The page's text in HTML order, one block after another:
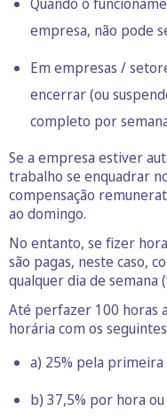
empresa, não pode
Em empresas /
encerrar (ou
completo por
Se a empresa estiver
trabalho se enquadrar
compensação
ao domingo.
No entanto, se fizer
são pagas, neste caso,
qualquer dia de semana
Até perfazer 100 horas
horária com os
a) 25% pela primeira
b) 37,5% por hora